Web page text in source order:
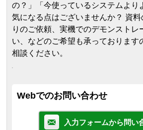
の？」「今使っているシステムより
気になる点はございませんか？ 資
りのご依頼、実機でのデモンストレ
い、などのご希望も承っております
相談ください。
Webでのお問い合わせ
入力フォームから問い